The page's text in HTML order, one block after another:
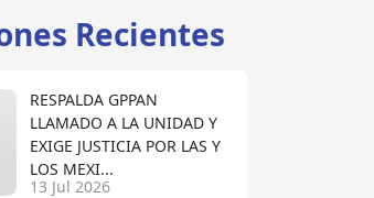
Recientes
RESPALDA GPPAN
LLAMADO A LA UNIDAD Y
EXIGE JUSTICIA POR LAS Y
LOS MEXI...
13 Jul 2026